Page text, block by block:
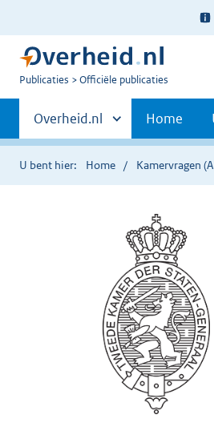
Ter
U
Publicaties Officiële publicaties
Primaire
navigatie
Andere
sites
binnen
Overheid.nl Home
U bent hier: Home Kamervragen